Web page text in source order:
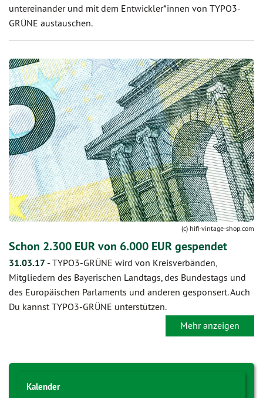
untereinander und mit dem Entwickler*innen von TYPO3-
GRÜNE austauschen.
(c) hifi-vintage-shop.com
Schon 2.300 EUR von 6.000 EUR gespendet
31.03.17 - TYPO3-GRÜNE wird von Kreisverbänden,
Mitgliedern des Bayerischen Landtags, des Bundestags und
des Europäischen Parlaments und anderen gesponsert. Auch
Du kannst TYPO3-GRÜNE unterstützen.
Mehr anzeigen
Kalender